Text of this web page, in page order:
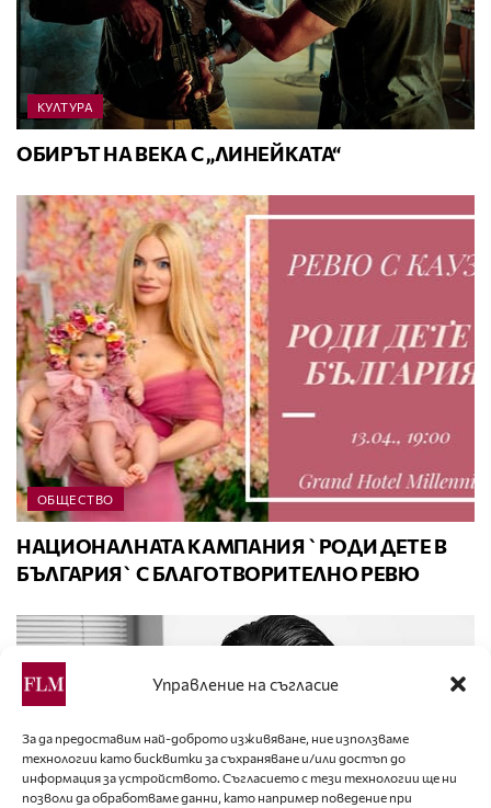
Управление на съгласие
За да предоставим най-доброто изживяване, ние използваме
технологии като бисквитки за съхраняване и/или достъп до
информация за устройството. Съгласието с тези технологии ще ни
позволи да обработваме данни, като например поведение при
КУЛТУРА
ОБИРЪТ НА ВЕКА С „ЛИНЕЙКАТА“
ОБЩЕСТВО
НАЦИОНАЛНАТА КАМПАНИЯ `РОДИ ДЕТЕ В
БЪЛГАРИЯ` С БЛАГОТВОРИТЕЛНО РЕВЮ